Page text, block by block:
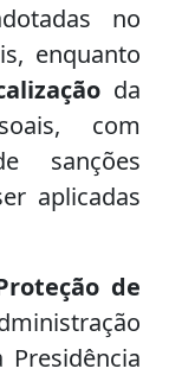
no
enquanto
da
com
sanções
aplicadas
de